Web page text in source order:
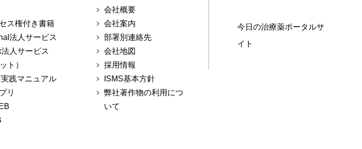
ス権付き書籍
法人サービス
人サービス
ト）
践マニュアル
リ
会社概要
会社案内
部署別連絡先
会社地図
採用情報
ISMS基本方針
弊社著作物の利用につ
いて
今日の治療薬ポータルサ
イト